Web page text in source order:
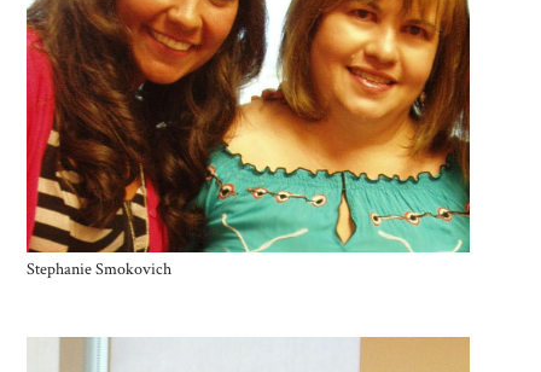
Stephanie Smokovich